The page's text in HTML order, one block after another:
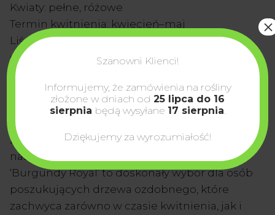
Kwiaty: pełne, różowe
Termin kwitnienia: kwiecień–maj
Liście: ciemnobordowe, dekoracyjne przez
cały sezon
Stanowisko: słoneczne
Gleba: żyzna, przepuszczalna, umiarkowanie
wilgotna
Mrozoodporność: wysoka
Zastosowanie: ogrody przydomowe, parki,
nasadzenia reprezentacyjne, soliter
‘Burgundy Royal’ to doskonały wybór dla osób
poszukujących drzewa ozdobnego, które
zachwyca zarówno w czasie kwitnienia, jak i
Szanowni Klienci!
Informujemy, że zamówienia na rośliny
złożone w dniach od 25 lipca do 16
sierpnia będą wysyłane 17 sierpnia.
Dziękujemy za wyrozumiałość!
×